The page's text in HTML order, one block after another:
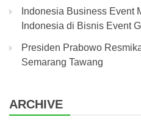
Indonesia Business Event
Indonesia di Bisnis Event
Presiden Prabowo
Semarang Tawang
ARCHIVE